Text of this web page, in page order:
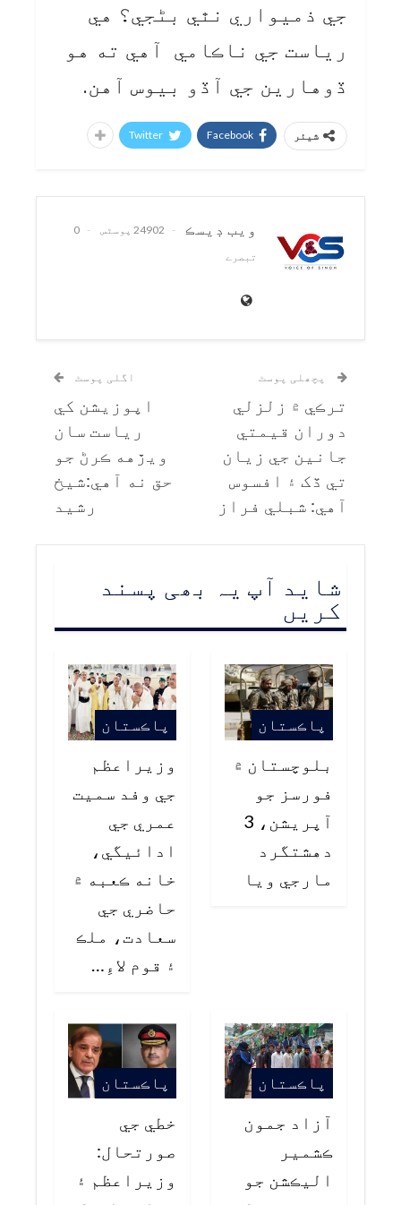
جي ذميواري نٿي بڻجي؟ هي
رياست جي ناڪامي آهي ته هو
ڏوهارين جي آڏو بيوس آهن.
شیئر Facebook
Twitter
ويب ڊيسڪ 24902 پوسٹس
0
تبصرے
پچھلی پوسٹ
ترڪي ۾ زلزلي
دوران قيمتي
جانين جي زيان
تي ڏک ۽ افسوس
آهي: شبلي فراز
اگلی پوسٹ
اپوزيشن کي
رياست سان
ويڙهه ڪرڻ جو
حق نه آهي:شيخ
رشيد
شاید آپ یہ بھی پسند
کریں
پاڪستان
بلوچستان ۾
فورسز جو
آپريشن، 3
دهشتگرد
مارجي ويا
پاڪستان
وزيراعظم
جي وفد سميت
عمري جي
ادائيگي،
خانه ڪعبه ۾
حاضري جي
سعادت، ملڪ
۽ قوم لاءِ…
پاڪستان
آزاد جمون
ڪشمير
اليڪشن جو
پاڪستان
خطي جي
صورتحال:
وزيراعظم ۽